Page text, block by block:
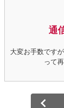
通
大変お手数です
って